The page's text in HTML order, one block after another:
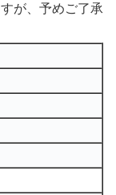
が、予めご了承